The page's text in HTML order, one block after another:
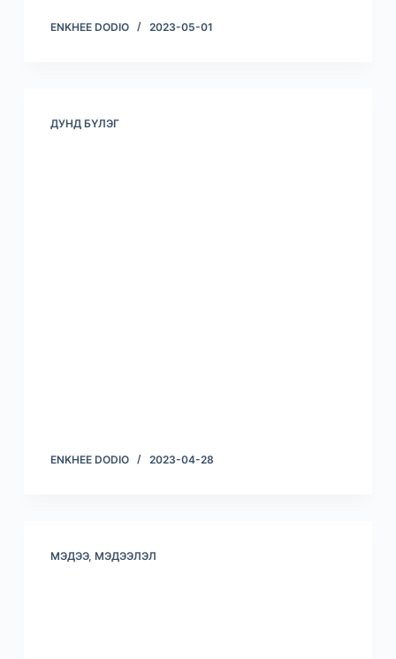
ENKHEE DODIO 2023-05-01
ДУНД БҮЛЭГ
ENKHEE DODIO 2023-04-28
МЭДЭЭ, МЭДЭЭЛЭЛ